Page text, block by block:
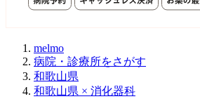
melmo
病院・診療所をさがす
和歌山県
和歌山県 × 消化器科